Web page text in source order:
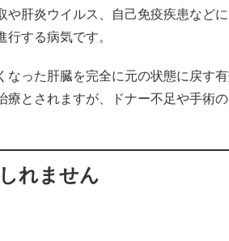
や肝炎ウイルス、自己免疫疾患など
する病気です。
った肝臓を完全に元の状態に戻す
療とされますが、ドナー不足や手術
れません